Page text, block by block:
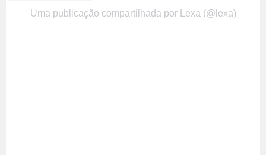
Uma publicação compartilhada por Lexa (@lexa)